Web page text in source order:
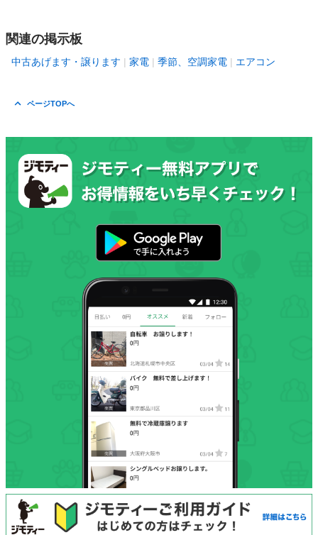
関連の掲示板
中古あげます・譲ります 家電 季節、空調家電 エアコン
ページTOPへ